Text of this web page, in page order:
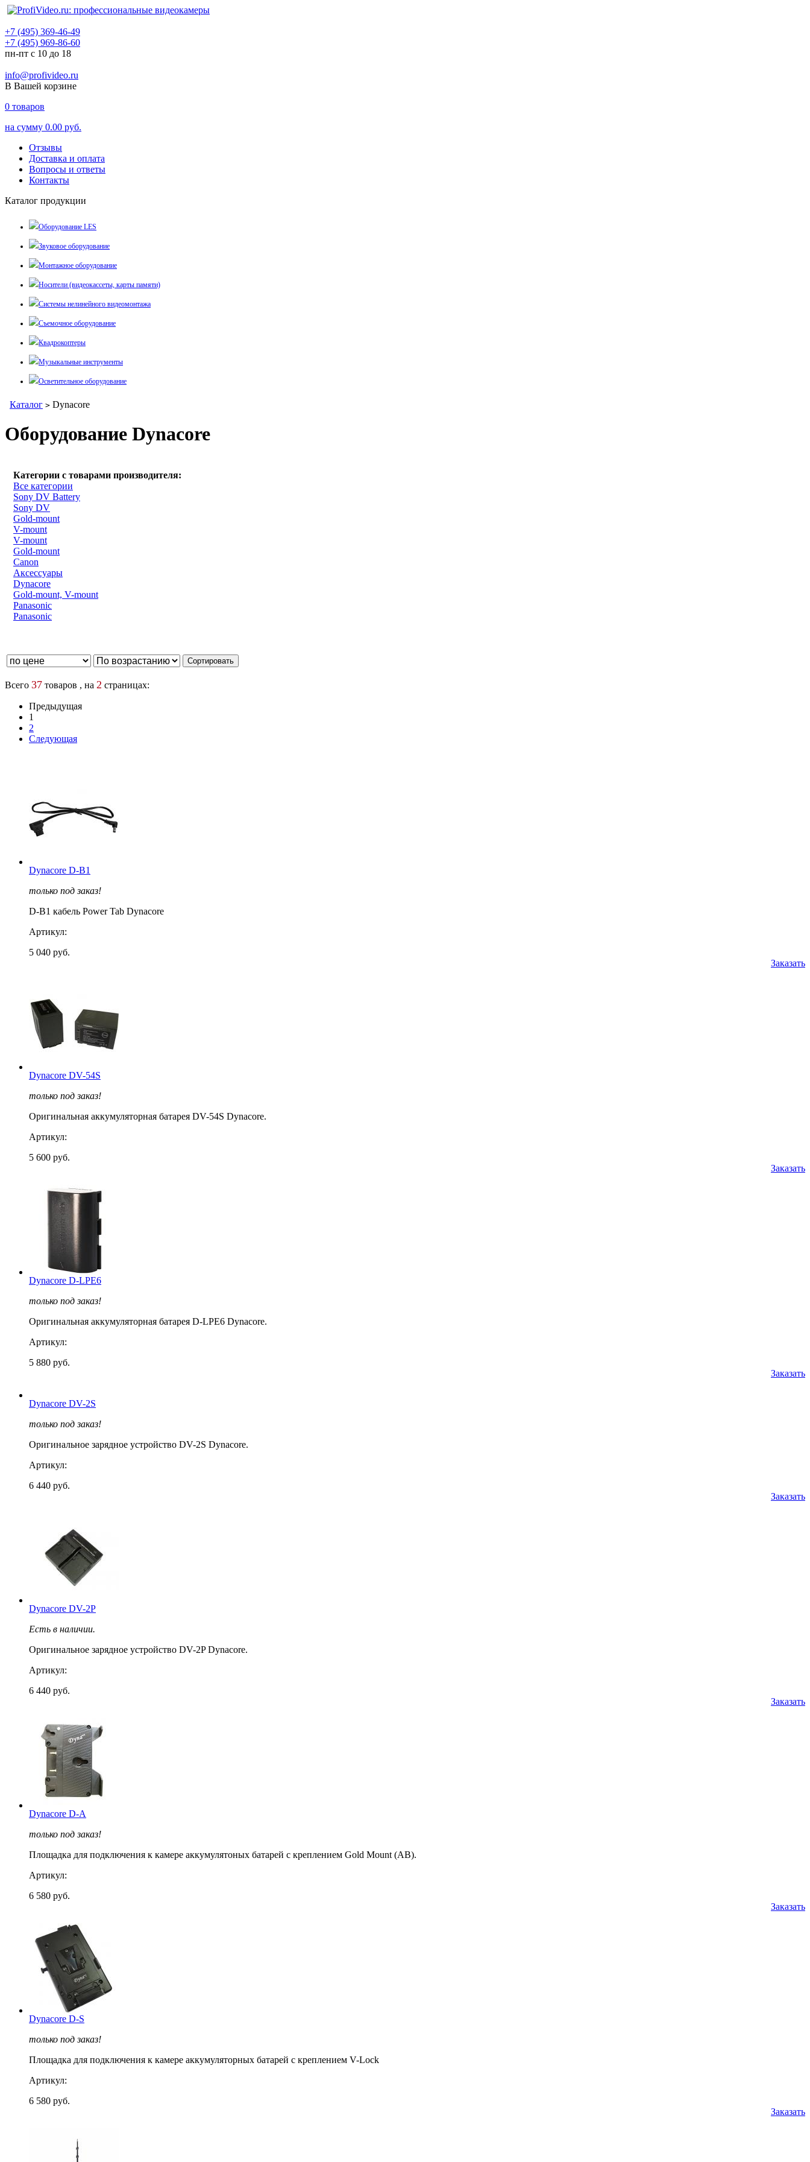
+7 (495) 369-46-49
+7 (495) 969-86-60
пн-пт с 10 до 18
info@profivideo.ru
В Вашей корзине
0 товаров
на сумму 0.00 руб.
Отзывы
Доставка и оплата
Вопросы и ответы
Контакты
Каталог продукции
Оборудование LES
Звуковое оборудование
Монтажное оборудование
Носители (видеокассеты, карты памяти)
Системы нелинейного видеомонтажа
Съемочное оборудование
Квадрокоптеры
Музыкальные инструменты
Осветительное оборудование
Каталог > Dynacore
Оборудование Dynacore
Категории с товарами производителя:
Все категории
Sony DV Battery
Sony DV
Gold-mount
V-mount
V-mount
Gold-mount
Canon
Аксессуары
Dynacore
Gold-mount, V-mount
Panasonic
Panasonic
Всего 37 товаров , на 2 страницах:
Предыдущая
1
2
Следующая
Dynacore D-B1
только под заказ!
D-B1 кабель Power Tab Dynacore
Артикул:
5 040 руб.
Заказать
Dynacore DV-54S
только под заказ!
Оригинальная аккумуляторная батарея DV-54S Dynacore.
Артикул:
5 600 руб.
Заказать
Dynacore D-LPE6
только под заказ!
Оригинальная аккумуляторная батарея D-LPE6 Dynacore.
Артикул:
5 880 руб.
Заказать
Dynacore DV-2S
только под заказ!
Оригинальное зарядное устройство DV-2S Dynacore.
Артикул:
6 440 руб.
Заказать
Dynacore DV-2P
Есть в наличии.
Оригинальное зарядное устройство DV-2P Dynacore.
Артикул:
6 440 руб.
Заказать
Dynacore D-A
только под заказ!
Площадка для подключения к камере аккумулятоных батарей с креплением Gold Mount (AB).
Артикул:
6 580 руб.
Заказать
Dynacore D-S
только под заказ!
Площадка для подключения к камере аккумуляторных батарей с креплением V-Lock
Артикул:
6 580 руб.
Заказать